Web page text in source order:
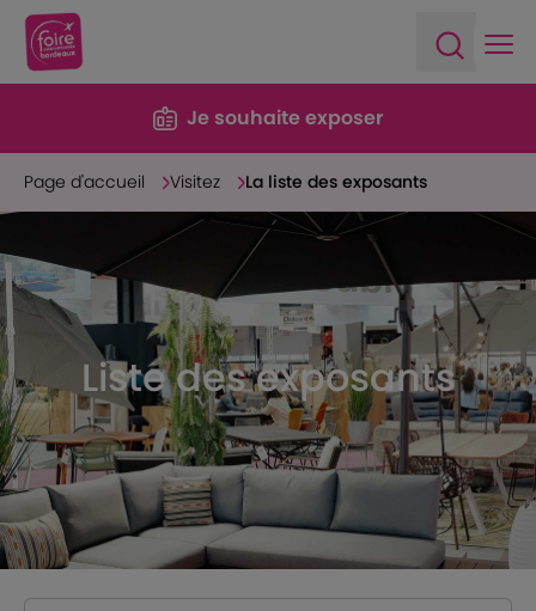
Je souhaite exposer
Page d'accueil Visitez La liste des exposants
Liste des exposants